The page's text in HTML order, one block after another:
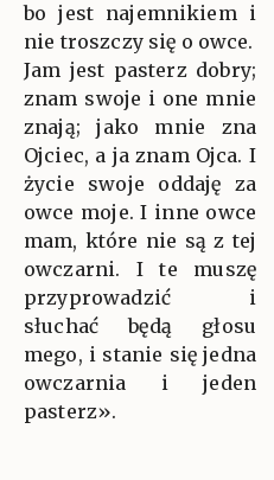
bo jest najemnikiem i
nie troszczy się o owce.
Jam jest pasterz dobry;
znam swoje i one mnie
znają; jako mnie zna
Ojciec, a ja znam Ojca. I
życie swoje oddaję za
owce moje. I inne owce
mam, które nie są z tej
owczarni. I te muszę
przyprowadzić i
słuchać będą głosu
mego, i stanie się jedna
owczarnia i jeden
pasterz».